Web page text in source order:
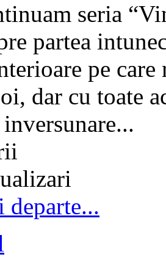
seria
partea
pe
dar cu toate
departe...